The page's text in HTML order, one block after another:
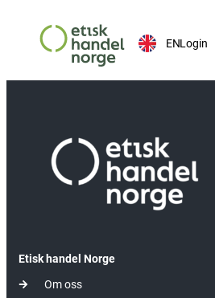
ENLogin
Etisk handel Norge
Om oss